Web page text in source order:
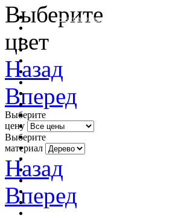
очистить фильтр цвета
Выберите
цвет
Назад
Вперед
Выберите
цену
Выберите
материал
Назад
Вперед